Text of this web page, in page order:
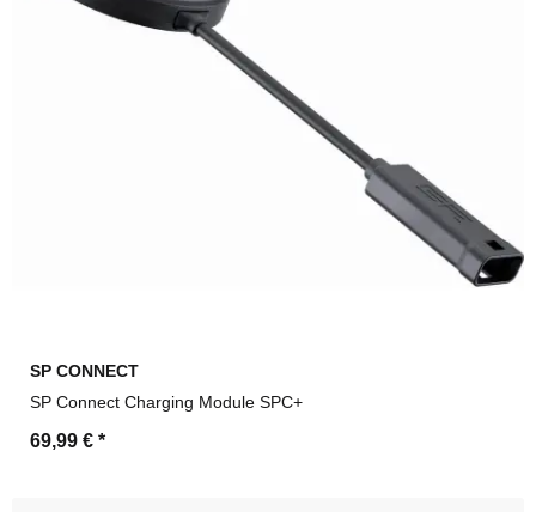
SP CONNECT
SP Connect Charging Module SPC+
69,99 € *